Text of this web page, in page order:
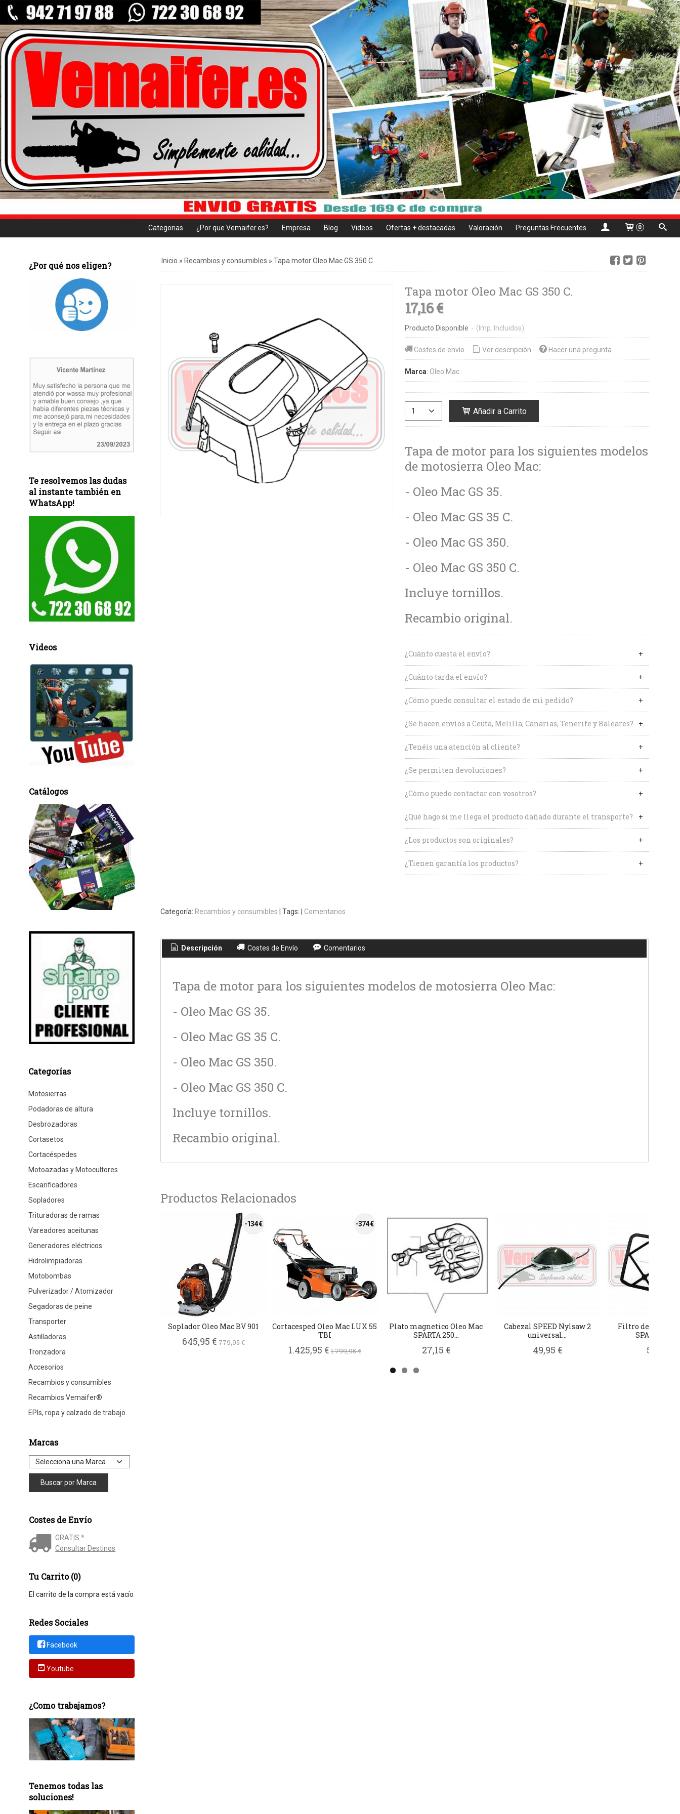
Categorias ¿Por que Vemaifer.es? Empresa Blog Videos Ofertas + destacadas Valoración Preguntas Frecuentes 0
¿Por qué nos eligen?
Te resolvemos las dudas
al instante también en
WhatsApp!
Videos
Catálogos
Categorías
Motosierras
Podadoras de altura
Desbrozadoras
Cortasetos
Cortacéspedes
Motoazadas y Motocultores
Escarificadores
Sopladores
Trituradoras de ramas
Vareadores aceitunas
Generadores eléctricos
Hidrolimpiadoras
Motobombas
Pulverizador / Atomizador
Segadoras de peine
Transporter
Astilladoras
Tronzadora
Accesorios
Recambios y consumibles
Recambios Vemaifer®
EPIs, ropa y calzado de trabajo
Marcas
Costes de Envío
GRATIS *
Consultar Destinos
Tu Carrito (0)
El carrito de la compra está vacío
Redes Sociales
Facebook
Youtube
¿Como trabajamos?
Tenemos todas las
soluciones!
Inicio » Recambios y consumibles » Tapa motor Oleo Mac GS 350 C.
Tapa motor Oleo Mac GS 350 C.
17,16 €
Producto Disponible - (Imp. Incluidos)
Costes de envío Ver descripción Hacer una pregunta
Marca: Oleo Mac
Añadir a Carrito
Tapa de motor para los siguientes modelos
de motosierra Oleo Mac:
- Oleo Mac GS 35.
- Oleo Mac GS 35 C.
- Oleo Mac GS 350.
- Oleo Mac GS 350 C.
Incluye tornillos.
Recambio original.
¿Cuánto cuesta el envío?
¿Cuánto tarda el envío?
¿Cómo puedo consultar el estado de mi pedido?
¿Se hacen envíos a Ceuta, Melilla, Canarias, Tenerife y Baleares?
¿Tenéis una atención al cliente?
¿Se permiten devoluciones?
¿Cómo puedo contactar con vosotros?
¿Qué hago si me llega el producto dañado durante el transporte?
¿Los productos son originales?
¿Tienen garantía los productos?
Categoría: Recambios y consumibles | Tags: | Comentarios
Descripción Costes de Envío Comentarios
Tapa de motor para los siguientes modelos de motosierra Oleo Mac:
- Oleo Mac GS 35.
- Oleo Mac GS 35 C.
- Oleo Mac GS 350.
- Oleo Mac GS 350 C.
Incluye tornillos.
Recambio original.
Productos Relacionados
-134 €
Soplador Oleo Mac BV 901
645,95 € 779,95 €
-374 €
Cortacesped Oleo Mac LUX 55
TBI
1.425,95 €1.799,95 €
Plato magnetico Oleo Mac
SPARTA 250...
27,15 €
Cabezal SPEED Nylsaw 2
universal...
49,95 €
Filtro de aire
SPARTA 37 /
5,95 €